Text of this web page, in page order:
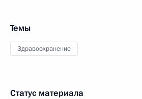
Темы
Здравоохранение
Статус материала